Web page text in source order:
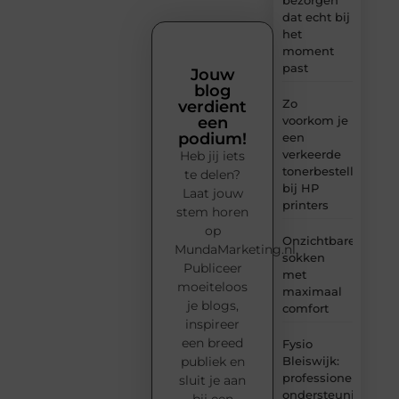
dat echt bij
het
moment
past
Zo
voorkom je
een
verkeerde
tonerbestelling
bij HP
printers
Onzichtbare
sokken
met
maximaal
comfort
Fysio
Bleiswijk:
professionele
ondersteuning
Jouw
blog
verdient
een
podium!
Heb jij iets
te delen?
Laat jouw
stem horen
op
MundaMarketing.nl.
Publiceer
moeiteloos
je blogs,
inspireer
een breed
publiek en
sluit je aan